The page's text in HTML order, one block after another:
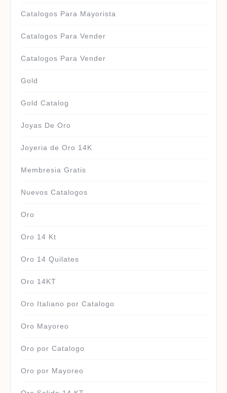
Catalogos Para Mayorista
Catalogos Para Vender
Catalogos Para Vender
Gold
Gold Catalog
Joyas De Oro
Joyeria de Oro 14K
Membresia Gratis
Nuevos Catalogos
Oro
Oro 14 Kt
Oro 14 Quilates
Oro 14KT
Oro Italiano por Catalogo
Oro Mayoreo
Oro por Catalogo
Oro por Mayoreo